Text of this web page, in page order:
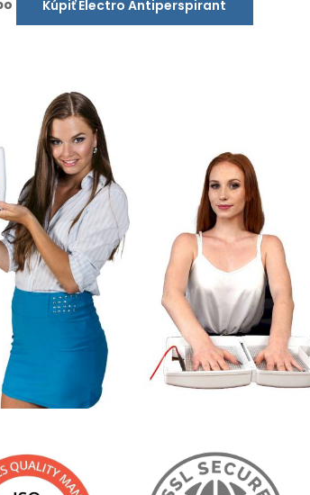
Kúpiť Electro Antiperspirant